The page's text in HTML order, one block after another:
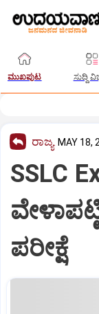
ಮುಖಪುಟ ಸುದ್ದಿ
ರಾಜ್ಯ MAY 18,
SSLC
ಪರೀಕ್ಷೆ